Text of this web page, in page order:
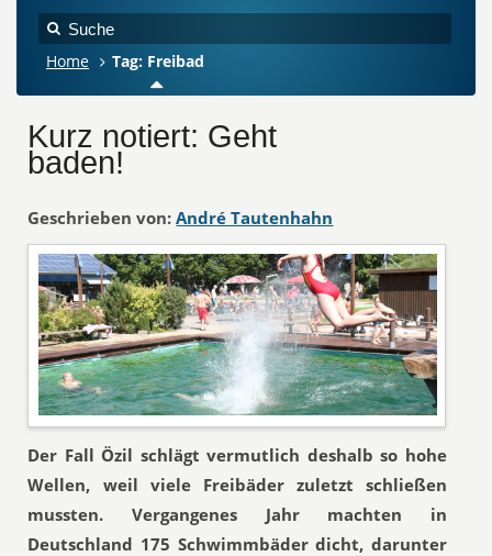
Home Tag: Freibad
Kurz notiert: Geht
baden!
Geschrieben von: André Tautenhahn
Der Fall Özil schlägt vermutlich deshalb so hohe
Wellen, weil viele Freibäder zuletzt schließen
mussten. Vergangenes Jahr machten in
Deutschland 175 Schwimmbäder dicht, darunter